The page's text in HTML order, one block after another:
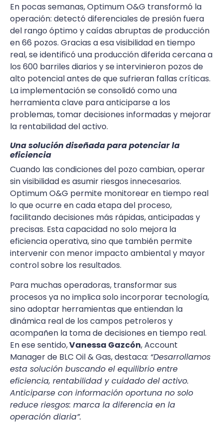
En pocas semanas, Optimum O&G transformó la
operación: detectó diferenciales de presión fuera
del rango óptimo y caídas abruptas de producción
en 66 pozos. Gracias a esa visibilidad en tiempo
real, se identificó una producción diferida cercana a
los 600 barriles diarios y se intervinieron pozos de
alto potencial antes de que sufrieran fallas críticas.
La implementación se consolidó como una
herramienta clave para anticiparse a los
problemas, tomar decisiones informadas y mejorar
la rentabilidad del activo.
Una solución diseñada para potenciar la
eficiencia
Cuando las condiciones del pozo cambian, operar
sin visibilidad es asumir riesgos innecesarios.
Optimum O&G permite monitorear en tiempo real
lo que ocurre en cada etapa del proceso,
facilitando decisiones más rápidas, anticipadas y
precisas. Esta capacidad no solo mejora la
eficiencia operativa, sino que también permite
intervenir con menor impacto ambiental y mayor
control sobre los resultados.
Para muchas operadoras, transformar sus
procesos ya no implica solo incorporar tecnología,
sino adoptar herramientas que entiendan la
dinámica real de los campos petroleros y
acompañen la toma de decisiones en tiempo real.
En ese sentido,Vanessa Gazcón, Account
Manager de BLC Oil & Gas, destaca: “Desarrollamos
esta solución buscando el equilibrio entre
eficiencia, rentabilidad y cuidado del activo.
Anticiparse con información oportuna no solo
reduce riesgos: marca la diferencia en la
operación diaria”.